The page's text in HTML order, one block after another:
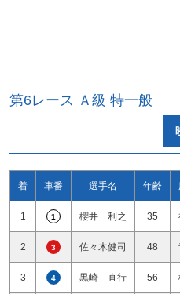
第6レース Ａ級 特一般
着 車番 選手名 年齢
1 1 櫻井 利之 35
2 3 佐々木健司 48
3 4 黒崎 直行 56